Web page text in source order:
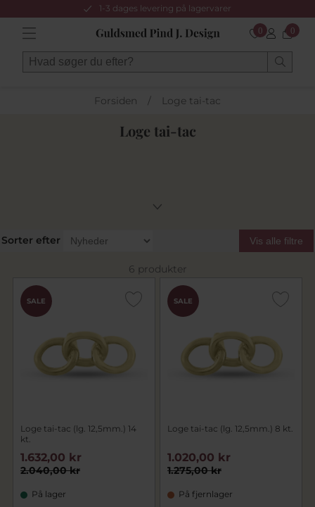
1-3 dages levering på lagervarer
0 0
Forsiden / Loge tai-tac
Loge tai-tac
Sorter efter Vis alle filtre
6 produkter
SALE
Loge tai-tac (lg. 12,5mm.) 14
kt.
2.040,00 kr
1.632,00 kr
På lager
SALE
Loge tai-tac (lg. 12,5mm.) 8 kt.
1.275,00 kr
1.020,00 kr
På fjernlager